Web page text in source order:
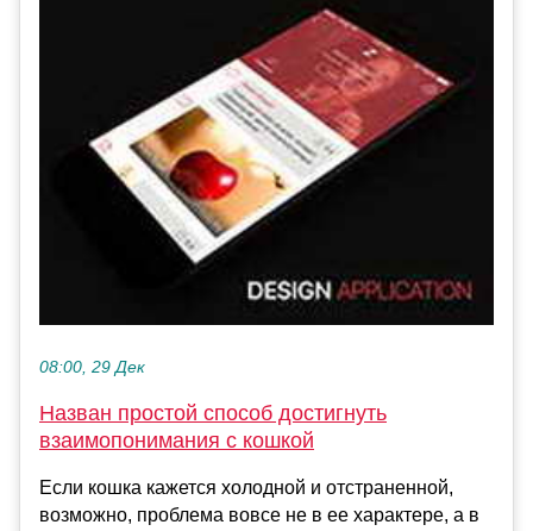
08:00, 29 Дек
Назван простой способ достигнуть
взаимопонимания с кошкой
Если кошка кажется холодной и отстраненной,
возможно, проблема вовсе не в ее характере, а в